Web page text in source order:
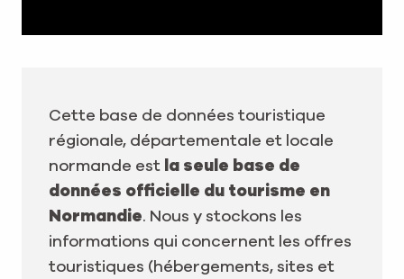
Cette base de données touristique
régionale, départementale et locale
normande est la seule base de
données officielle du tourisme en
Normandie. Nous y stockons les
informations qui concernent les offres
touristiques (hébergements, sites et